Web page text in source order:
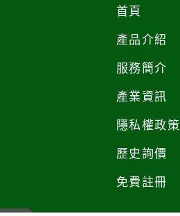
首頁
產品介紹
服務簡介
產業資訊
隱私權政策
歷史詢價
免費註冊